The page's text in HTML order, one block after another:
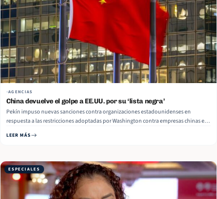
AGENCIAS
China devuelve el golpe a EE.UU. por su ‘lista negra’
Pekín impuso nuevas sanciones contra organizaciones estadounidenses en
respuesta a las restricciones adoptadas por Washington contra empresas chinas en
escalada comercial, en la que Estados Unidos realizó una gran ampliación de su
LEER MÁS
ESPECIALES